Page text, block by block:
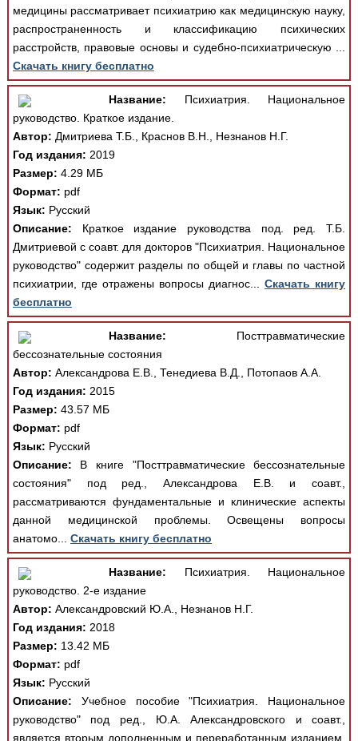
медицины рассматривает психиатрию как медицинскую науку,
распространенность и классификацию психических
расстройств, правовые основы и судебно-психиатрическую ...
Скачать книгу бесплатно
Название: Психиатрия. Национальное
руководство. Краткое издание.
Автор: Дмитриева Т.Б., Краснов В.Н., Незнанов Н.Г.
Год издания: 2019
Размер: 4.29 МБ
Формат: pdf
Язык: Русский
Описание: Краткое издание руководства под. ред. Т.Б.
Дмитриевой с соавт. для докторов "Психиатрия. Национальное
руководство" содержит разделы по общей и главы по частной
психиатрии, где отражены вопросы диагнос...Скачать книгу
бесплатно
Название: Посттравматические
бессознательные состояния
Автор: Александрова Е.В., Тенедиева В.Д., Потопаов А.А.
Год издания: 2015
Размер: 43.57 МБ
Формат: pdf
Язык: Русский
Описание: В книге "Посттравматические бессознательные
состояния" под ред., Александрова Е.В. и соавт.,
рассматриваются фундаментальные и клинические аспекты
данной медицинской проблемы. Освещены вопросы
анатомо... Скачать книгу бесплатно
Название: Психиатрия. Национальное
руководство. 2-е издание
Автор: Александровский Ю.А., Незнанов Н.Г.
Год издания: 2018
Размер: 13.42 МБ
Формат: pdf
Язык: Русский
Описание: Учебное пособие "Психиатрия. Национальное
руководство" под ред., Ю.А. Александровского и соавт.,
является вторым дополненным и переработанным изданием,